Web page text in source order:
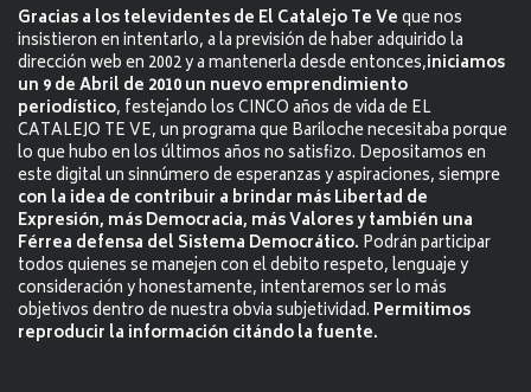
Gracias a los televidentes de El Catalejo Te Veque nos
insistieron en intentarlo, a la previsión de haber adquirido la
dirección web en 2002 y a mantenerla desde entonces,iniciamos
un 9 de Abril de 2010 un nuevo emprendimiento
periodístico, festejando los CINCO años de vida de EL
CATALEJO TE VE, un programa que Bariloche necesitaba porque
lo que hubo en los últimos años no satisfizo. Depositamos en
este digital un sinnúmero de esperanzas y aspiraciones, siempre
con la idea de contribuir a brindar más Libertad de
Expresión, más Democracia, más Valores y también una
Férrea defensa del Sistema Democrático. Podrán participar
todos quienes se manejen con el debito respeto, lenguaje y
consideración y honestamente, intentaremos ser lo más
objetivos dentro de nuestra obvia subjetividad. Permitimos
reproducir la información citándo la fuente.